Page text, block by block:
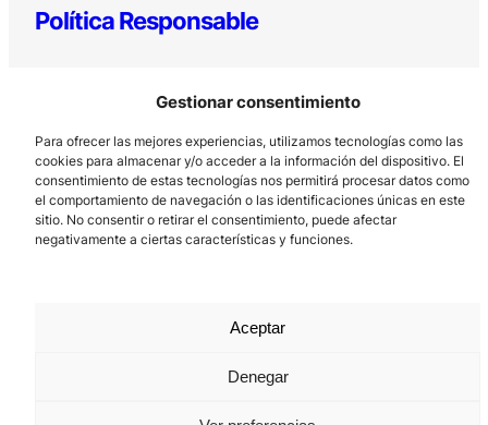
Gestionar consentimiento
Para ofrecer las mejores experiencias, utilizamos tecnologías como las
cookies para almacenar y/o acceder a la información del dispositivo. El
consentimiento de estas tecnologías nos permitirá procesar datos como
el comportamiento de navegación o las identificaciones únicas en este
sitio. No consentir o retirar el consentimiento, puede afectar
negativamente a ciertas características y funciones.
Aceptar
Denegar
Política Responsable
Los Prados, 121 – 33203 Gijón
985 185 577 – info@laboralcentrodearte.org